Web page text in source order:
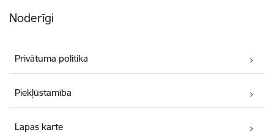
Noderīgi
Privātuma politika
Piekļūstamība
Lapas karte